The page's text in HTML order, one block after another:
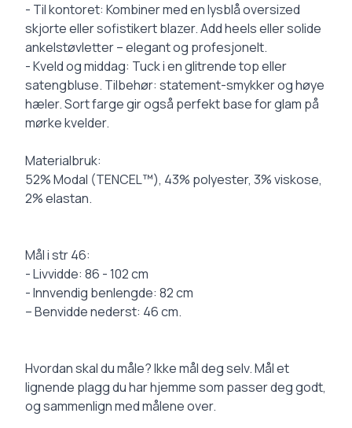
- Til kontoret: Kombiner med en lysblå oversized
skjorte eller sofistikert blazer. Add heels eller solide
ankelstøvletter – elegant og profesjonelt.
- Kveld og middag: Tuck i en glitrende top eller
satengbluse. Tilbehør: statement-smykker og høye
hæler. Sort farge gir også perfekt base for glam på
mørke kvelder.
Materialbruk:
52% Modal (TENCEL™), 43% polyester, 3% viskose,
2% elastan.
Mål i str 46:
- Livvidde: 86 - 102 cm
- Innvendig benlengde: 82 cm
– Benvidde nederst: 46 cm.
Hvordan skal du måle? Ikke mål deg selv. Mål et
lignende plagg du har hjemme som passer deg godt,
og sammenlign med målene over.